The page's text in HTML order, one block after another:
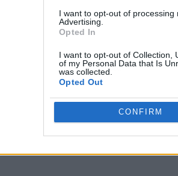
I want to opt-out of
Advertising.
Opted In
I want to opt-out of Collection,
of my Personal Data that Is
was collected.
Opted Out
CONFIRM
Publicidad